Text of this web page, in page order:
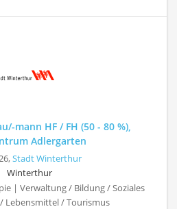
mann HF / FH (50 - 80 %),
Adlergarten
Stadt Winterthur
Winterthur
| Verwaltung / Bildung / Soziales
Lebensmittel / Tourismus